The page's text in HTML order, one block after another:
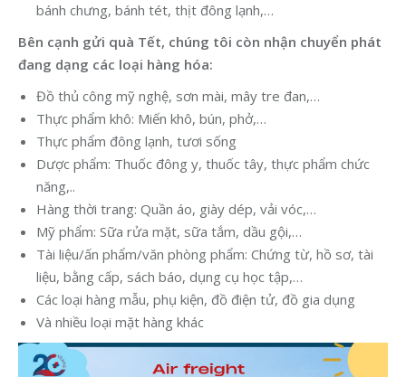
bánh chưng, bánh tét, thịt đông lạnh,…
Bên cạnh gửi quà Tết, chúng tôi còn nhận chuyển phát
đang dạng các loại hàng hóa:
Đồ thủ công mỹ nghệ, sơn mài, mây tre đan,…
Thực phẩm khô: Miến khô, bún, phở,…
Thực phẩm đông lạnh, tươi sống
Dược phẩm: Thuốc đông y, thuốc tây, thực phẩm chức
năng,..
Hàng thời trang: Quần áo, giày dép, vải vóc,…
Mỹ phẩm: Sữa rửa mặt, sữa tắm, dầu gội,…
Tài liệu/ấn phẩm/văn phòng phẩm: Chứng từ, hồ sơ, tài
liệu, bằng cấp, sách báo, dụng cụ học tập,…
Các loại hàng mẫu, phụ kiện, đồ điện tử, đồ gia dụng
Và nhiều loại mặt hàng khác